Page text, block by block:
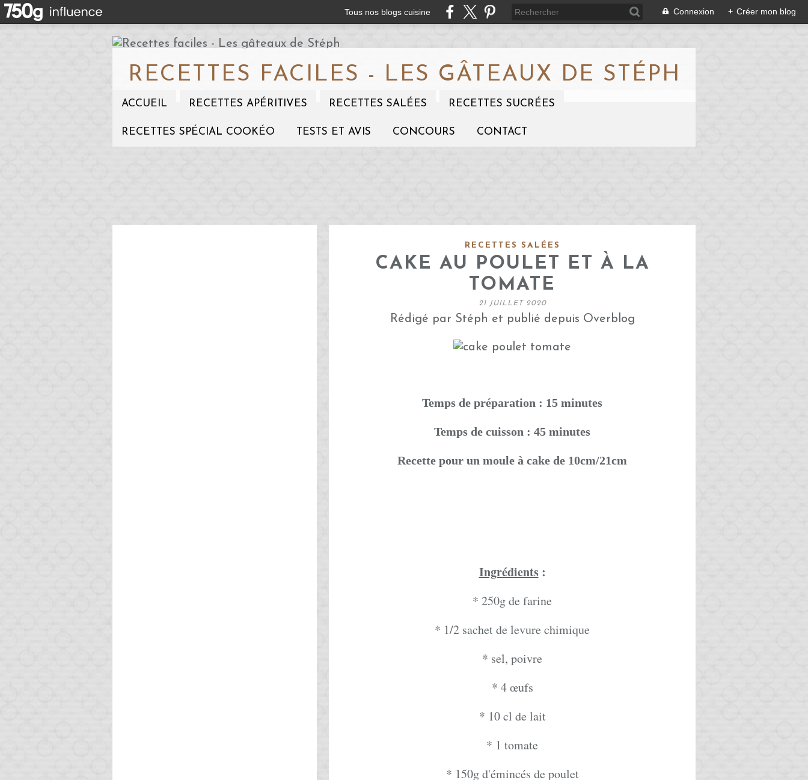
Tous nos blogs cuisine Connexion + Créer mon blog
RECETTES FACILES - LES GÂTEAUX DE STÉPH
ACCUEIL RECETTES APÉRITIVES RECETTES SALÉES RECETTES SUCRÉES
RECETTES SPÉCIAL COOKÉO TESTS ET AVIS CONCOURS CONTACT
RECETTES SALÉES
CAKE AU POULET ET À LA
TOMATE
21 JUILLET 2020
Rédigé par Stéph et publié depuis Overblog
Temps de préparation : 15 minutes
Temps de cuisson : 45 minutes
Recette pour un moule à cake de 10cm/21cm
Ingrédients:
* 250g de farine
* 1/2 sachet de levure chimique
* sel, poivre
* 4 œufs
* 10 cl de lait
* 1 tomate
* 150g d'émincés de poulet